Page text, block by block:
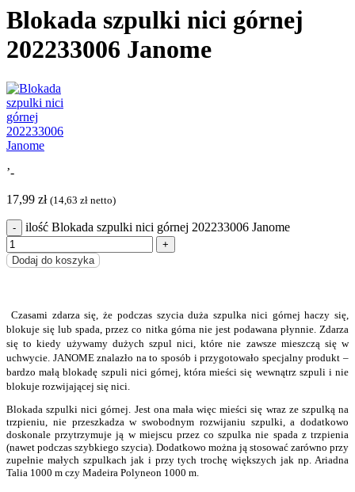
Blokada szpulki nici górnej
202233006 Janome
’-
17,99 zł (14,63 zł netto)
ilość Blokada szpulki nici górnej 202233006 Janome
Dodaj do koszyka
Czasami zdarza się, że podczas szycia duża szpulka nici górnej haczy się,
blokuje się lub spada, przez co nitka górna nie jest podawana płynnie. Zdarza
się to kiedy używamy dużych szpul nici, które nie zawsze mieszczą się w
uchwycie. JANOME znalazło na to sposób i przygotowało specjalny produkt –
bardzo małą blokadę szpuli nici górnej, która mieści się wewnątrz szpuli i nie
blokuje rozwijającej się nici.
Blokada szpulki nici górnej. Jest ona mała więc mieści się wraz ze szpulką na
trzpieniu, nie przeszkadza w swobodnym rozwijaniu szpulki, a dodatkowo
doskonale przytrzymuje ją w miejscu przez co szpulka nie spada z trzpienia
(nawet podczas szybkiego szycia). Dodatkowo można ją stosować zarówno przy
zupełnie małych szpulkach jak i przy tych trochę większych jak np. Ariadna
Talia 1000 m czy Madeira Polyneon 1000 m.